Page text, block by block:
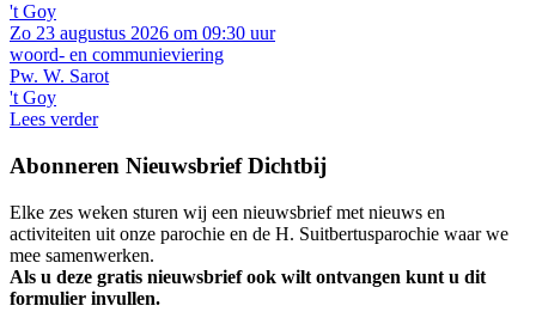
't Goy
Zo 23 augustus 2026 om 09:30 uur
woord- en communieviering
Pw. W. Sarot
't Goy
Lees verder
Abonneren Nieuwsbrief Dichtbij
Elke zes weken sturen wij een nieuwsbrief met nieuws en
activiteiten uit onze parochie en de H. Suitbertusparochie waar we
mee samenwerken.
Als u deze gratis nieuwsbrief ook wilt ontvangen kunt u dit
formulier invullen.